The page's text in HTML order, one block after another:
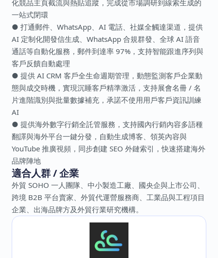
化競品主頁截流與熱貼追蹤，完成從市場調研到線索生成的
一站式閉環
● 打通郵件、WhatsApp、AI 電話、社媒全觸達渠道，提供
AI 定制化開發信生成、WhatsApp 合規群發、全球 AI 語音
通話等自動化服務，郵件到達率 97%，支持智能跟進序列與
客戶反饋自動處理
● 提供 AI CRM 客戶全生命週期管理，動態監測客戶企業動
態與成交時機，實現沉睡客戶精準激活，支持展會名冊 / 名
片進階識別與批量數據補充，承諾不使用用戶客戶資訊訓練
AI
● 提供海外數字行銷全託管服務，支持國內行銷內容多語種
翻譯與海外平台一鍵分發，自動生成博客、領英內容與
YouTube 推廣視頻，同步創建 SEO 外鏈索引，快速搭建海外
品牌陣地
適合人群 / 企業
外貿 SOHO 一人團隊、中小製造工廠、國央企與上市公司、
跨境 B2B 平台賣家、外貿代運營服務商、工業品與工程項目
企業、出海品牌方及外貿行業研究機構。